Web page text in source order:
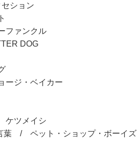
ション
ファンクル
DOG
ジ・ベイカー
ケツメイシ
葉 / ペット・ショップ・ボーイズ